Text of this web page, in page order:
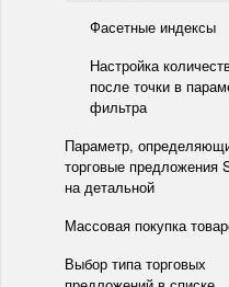
Фасетные индексы
Настройка
после точки в
фильтра
Параметр,
торговые предложения
на детальной
Массовая покупка
Выбор типа торговых